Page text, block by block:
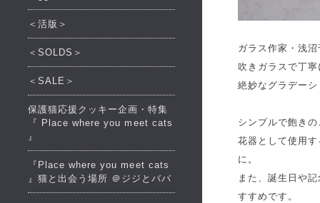
ガラス作家・浅
吹きガラスで丁
絶妙なグラデー
シンプルで飽き
花器として使用
に。
また、誕生日や
すすめです。
＜活版＞
＜SOLDS＞
＜SALE＞
保護猫応援クッキー企画・特集
『 Place where you meet cats
』
『Place where you meet cats
』猫と出会う場所 ＠ジジとババ